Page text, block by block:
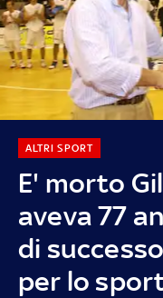
E' morto
aveva 77
di
per lo
ALTRI SPORT